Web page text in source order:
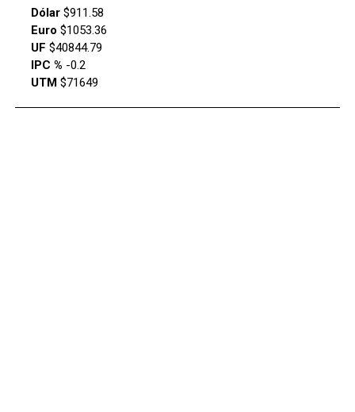
Dólar$911.58
Euro $1053.36
UF $40844.79
IPC % -0.2
UTM$71649